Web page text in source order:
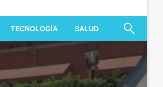
TECNOLOGÍA SALUD